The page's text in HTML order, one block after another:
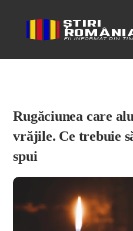
Stiri Romania
Rugăciunea care
vrăjile. Ce trebuie
spui